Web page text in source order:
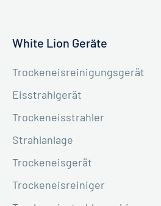
White Lion Geräte
Trockeneisreinigungsgerät
Eisstrahlgerät
Trockeneisstrahler
Strahlanlage
Trockeneisgerät
Trockeneisreiniger